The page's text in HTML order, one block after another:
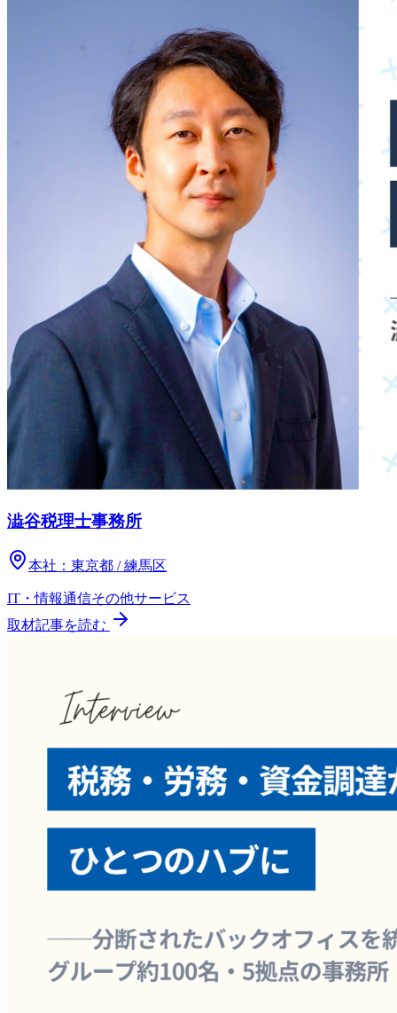
澁谷税理士事務所
本社： 東京都 / 練馬区
IT・情報通信その他サービス
取材記事を読む